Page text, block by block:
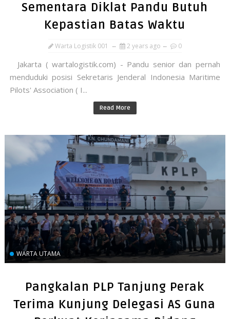
Sementara Diklat Pandu Butuh
Kepastian Batas Waktu
Warta Logistik 001 2 years ago 0
Jakarta ( wartalogistik.com) - Pandu senior dan pernah
menduduki posisi Sekretaris Jenderal Indonesia Maritime
Pilots' Association ( I...
Read More
WARTA UTAMA
Pangkalan PLP Tanjung Perak
Terima Kunjung Delegasi AS Guna